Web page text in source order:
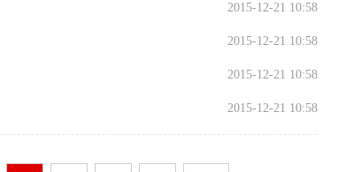
2015-12-21 10:58
2015-12-21 10:58
2015-12-21 10:58
2015-12-21 10:58